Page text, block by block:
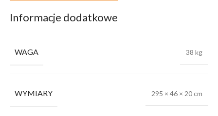
Informacje dodatkowe
WAGA 38 kg
WYMIARY 295 × 46 × 20 cm